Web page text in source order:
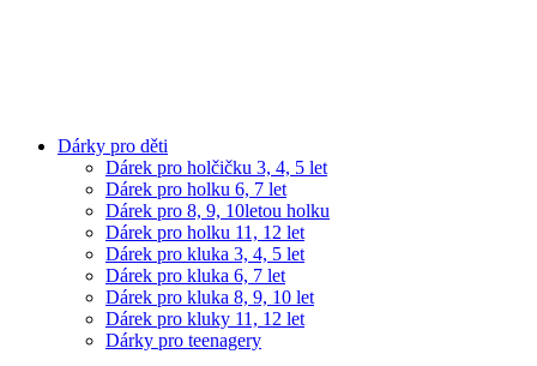
Dárky pro děti
Dárek pro holčičku 3, 4, 5 let
Dárek pro holku 6, 7 let
Dárek pro 8, 9, 10letou holku
Dárek pro holku 11, 12 let
Dárek pro kluka 3, 4, 5 let
Dárek pro kluka 6, 7 let
Dárek pro kluka 8, 9, 10 let
Dárek pro kluky 11, 12 let
Dárky pro teenagery